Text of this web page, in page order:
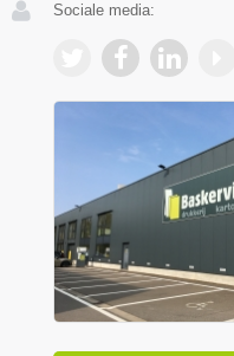
Sociale media: